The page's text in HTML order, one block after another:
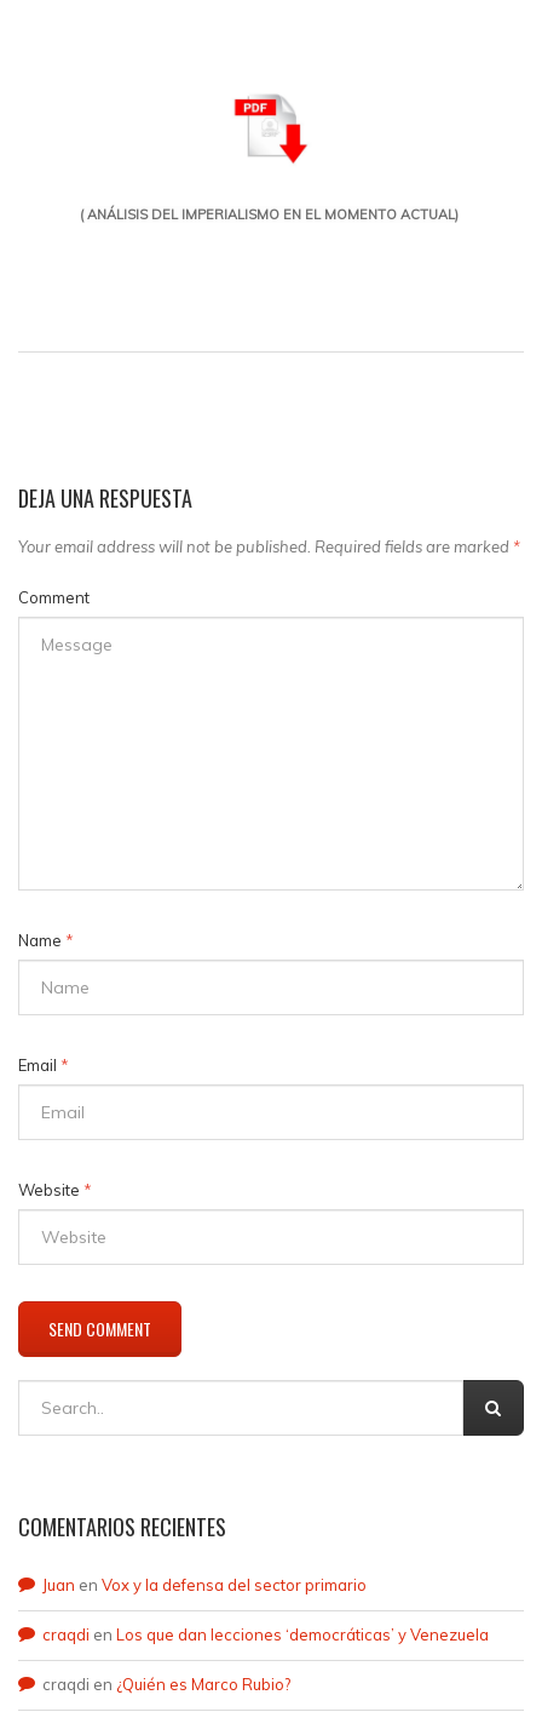
( ANÁLISIS DEL IMPERIALISMO EN EL MOMENTO ACTUAL)
DEJA UNA RESPUESTA
Your email address will not be published. Required fields are marked *
Comment
Name *
Email *
Website *
COMENTARIOS RECIENTES
Juan en Vox y la defensa del sector primario
craqdi en Los que dan lecciones ‘democráticas’ y Venezuela
craqdi en ¿Quién es Marco Rubio?